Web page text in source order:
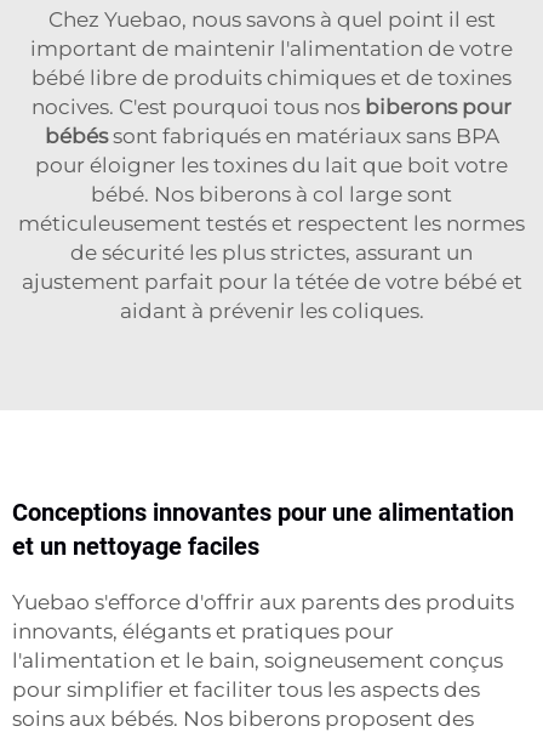
Chez Yuebao, nous savons à quel point il est
important de maintenir l'alimentation de votre
bébé libre de produits chimiques et de toxines
nocives. C'est pourquoi tous nos biberons pour
bébéssont fabriqués en matériaux sans BPA
pour éloigner les toxines du lait que boit votre
bébé. Nos biberons à col large sont
méticuleusement testés et respectent les normes
de sécurité les plus strictes, assurant un
ajustement parfait pour la tétée de votre bébé et
aidant à prévenir les coliques.
Conceptions innovantes pour une alimentation
et un nettoyage faciles
Yuebao s'efforce d'offrir aux parents des produits
innovants, élégants et pratiques pour
l'alimentation et le bain, soigneusement conçus
pour simplifier et faciliter tous les aspects des
soins aux bébés. Nos biberons proposent des